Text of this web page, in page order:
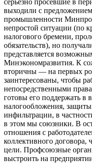
серьёзно просевшие в
выходили с
промышленности
непростой ситуации (по
налогового бремени,
обязательств), но
представляется
Минэкономразвития. К
вторичны — на первых
заинтересованы, чтобы
непосредственными
готовы его поддержать в
налогообложения,
инфильтрации, в
в этом мы союзники. В
отношения с
коллективного договора,
цели. Профсоюзные
выстроить на